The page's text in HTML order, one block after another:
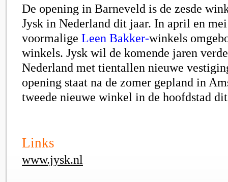
De opening in Barneveld is de zesde
Jysk in Nederland dit jaar. In april en
voormalige Leen Bakker-winkels
winkels. Jysk wil de komende jaren
Nederland met tientallen nieuwe
opening staat na de zomer gepland in
tweede nieuwe winkel in de hoofdstad
Links
www.jysk.nl